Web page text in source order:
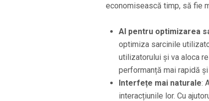
economisească timp, să fie
AI pentru optimizarea
optimiza sarcinile
utilizatorului și va aloca
performanță mai rapidă
Interfețe mai naturale:
interacțiunile lor. Cu